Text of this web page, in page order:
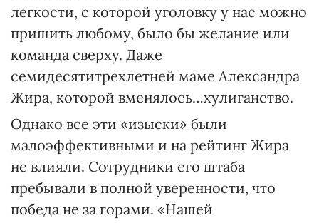
легкости, с которой уголовку у нас можно
пришить любому, было бы желание или
команда сверху. Даже
семидесятитрехлетней маме Александра
Жира, которой вменялось…хулиганство.
Однако все эти «изыски» были
малоэффективными и на рейтинг Жира
не влияли. Сотрудники его штаба
пребывали в полной уверенности, что
победа не за горами. «Нашей